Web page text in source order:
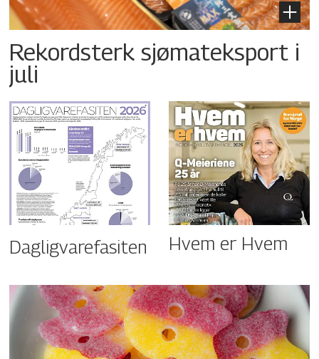
Rekordsterk sjømateksport i
juli
Dagligvarefasiten Hvem er Hvem